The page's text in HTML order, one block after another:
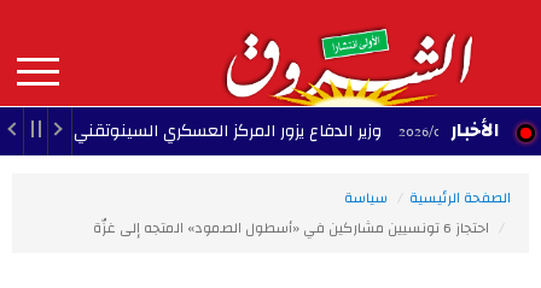
contenu
principal
MAIN
NAVIGATION الأخبار 23:34 - وزير الدفاع يزور المركز العسكري السينوتقني 23:05 - 2026/08/07
الصفحة الرئيسية
سياسة
احتجاز 6 تونسيين مشاركين في «أسطول الصمود» المتجه إلى غزّة